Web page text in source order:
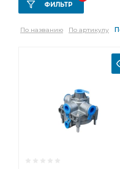
ФИЛЬТР
По названию По артикулу